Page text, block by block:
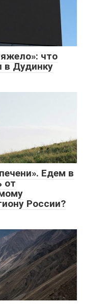
что
в Дудинку
Едем в
от
России?